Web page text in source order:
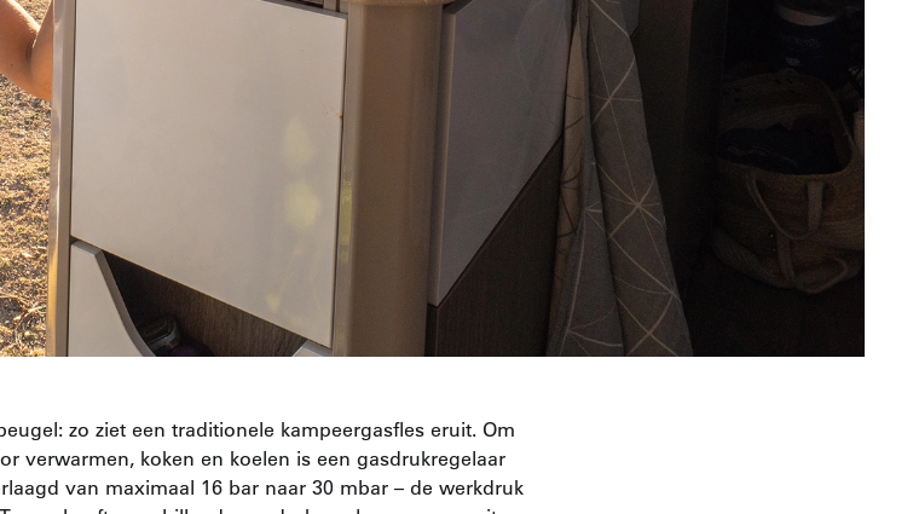
zo ziet een traditionele kampeergasfles eruit. Om
verwarmen, koken en koelen is een gasdrukregelaar
van maximaal 16 bar naar 30 mbar – de werkdruk